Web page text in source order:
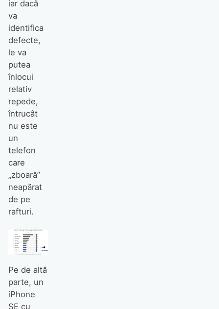
iar dacă
va
identifica
defecte,
le va
putea
înlocui
relativ
repede,
întrucât
nu este
un
telefon
care
„zboară”
neapărat
de pe
rafturi.
Pe de altă
parte, un
iPhone
SE cu